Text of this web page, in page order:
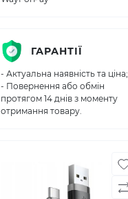
ГАРАНТІЇ
- Актуальна наявність та ціна;
- Повернення або обмін
протягом 14 днів з моменту
отримання товару.